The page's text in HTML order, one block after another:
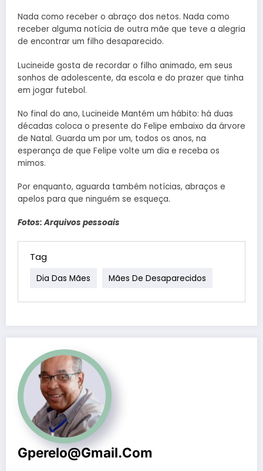
Nada como receber o abraço dos netos. Nada como
receber alguma notícia de outra mãe que teve a alegria
de encontrar um filho desaparecido.
Lucineide gosta de recordar o filho animado, em seus
sonhos de adolescente, da escola e do prazer que tinha
em jogar futebol.
No final do ano, Lucineide Mantém um hábito: há duas
décadas coloca o presente do Felipe embaixo da árvore
de Natal. Guarda um por um, todos os anos, na
esperança de que Felipe volte um dia e receba os
mimos.
Por enquanto, aguarda também notícias, abraços e
apelos para que ninguém se esqueça.
Fotos: Arquivos pessoais
Tag
Dia Das Mães Mães De Desaparecidos
Gperelo@gmail.com